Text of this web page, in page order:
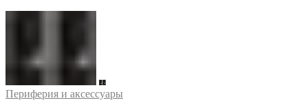
Периферия и аксессуары